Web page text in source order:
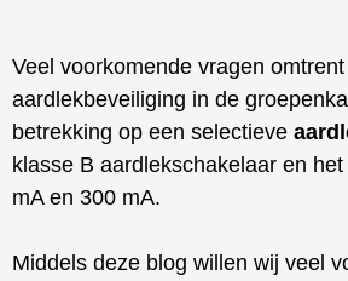
Veel voorkomende vragen
aardlekbeveiliging in de
betrekking op een selectieve
klasse B aardlekschakelaar en
mA en 300 mA.
Middels deze blog willen wij veel